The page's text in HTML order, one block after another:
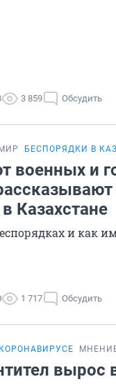
3 859 Обсудить
БЕСПОРЯДКИ В
военных и
Казахстане
и как
1 717 Обсудить
вырос